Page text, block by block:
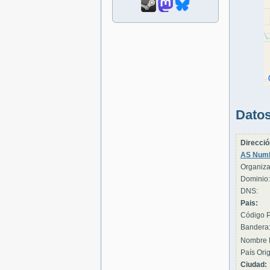
AS
Dominio:
DNS:
Pais:
Código
Bandera:
Nombre
País
Ciudad: